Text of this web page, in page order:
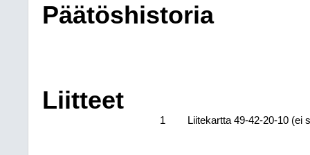
Päätöshistoria
Liitteet
1 Liitekartta 49-42-20-10 (ei